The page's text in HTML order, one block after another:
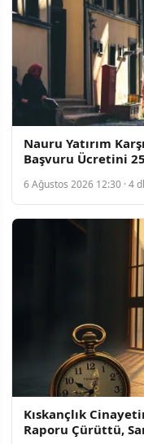
Nauru Yatırım
Başvuru Ücretini
6 Ağustos 2026 12:30 · 4
Kıskançlık
Raporu Çürüttü,